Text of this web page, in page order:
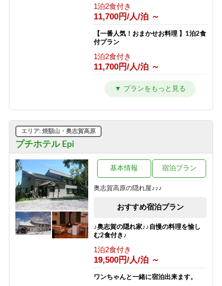
1泊2食付き
11,700円/人/泊 ～
【一番人気！おまかせお料理 】1泊2食
付プラン
1泊2食付き
11,700円/人/泊 ～
【シンプルステイ】素泊まりプラン
6,700円/人/泊 ～
【朝はゆったり寝たい方向け】1泊夕
食付プラン
10,700円/人/泊 ～
【夜は観光を楽しみたい方向け】1泊
朝食付プラン
8,200円/人/泊 ～
【1泊2食付き】大自然の中のサウナを
満喫♪幸の湯のテントサウナ90分＆オ
1泊2食付き
13,700円/人/泊 ～
プチホテル Epi
エリア: 焼額山・奥志賀高原
奥志賀高原の隠れ屋♪♪♪
基本情報 宿泊プラン
おすすめ宿泊プラン
♪奥志賀の隠れ家♪♪自慢の料理を愉し
む2食付き♪
1泊2食付き
19,500円/人/泊 ～
ワンちゃんと一緒に宿泊出来ます。